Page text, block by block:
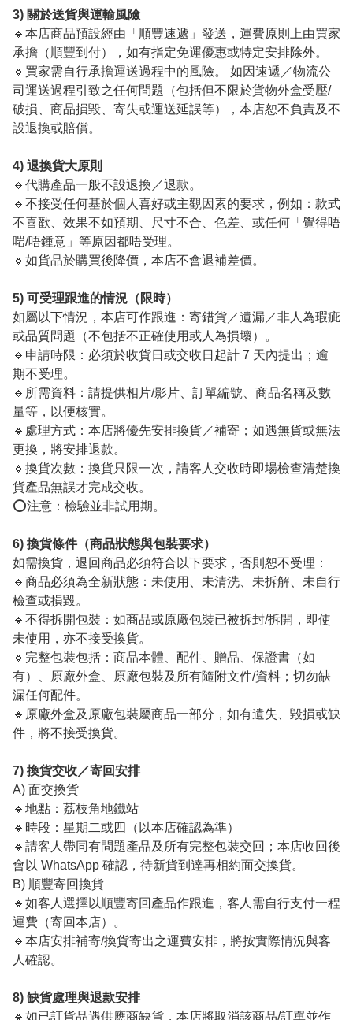
3) 關於送貨與運輸風險
🔹本店商品預設經由「順豐速遞」發送，運費原則上由買家
承擔（順豐到付），如有指定免運優惠或特定安排除外。
🔹買家需自行承擔運送過程中的風險。 如因速遞／物流公
司運送過程引致之任何問題（包括但不限於貨物外盒受壓/
破損、商品損毀、寄失或運送延誤等），本店恕不負責及不
設退換或賠償。
4) 退換貨大原則
🔹代購產品一般不設退換／退款。
🔹不接受任何基於個人喜好或主觀因素的要求，例如：款式
不喜歡、效果不如預期、尺寸不合、色差、或任何「覺得唔
啱/唔鍾意」等原因都唔受理。
🔹如貨品於購買後降價，本店不會退補差價。
5) 可受理跟進的情況（限時）
如屬以下情況，本店可作跟進：寄錯貨／遺漏／非人為瑕疵
或品質問題（不包括不正確使用或人為損壞）。
🔹申請時限：必須於收貨日或交收日起計 7 天內提出；逾
期不受理。
🔹所需資料：請提供相片/影片、訂單編號、商品名稱及數
量等，以便核實。
🔹處理方式：本店將優先安排換貨／補寄；如遇無貨或無法
更換，將安排退款。
🔹換貨次數：換貨只限一次，請客人交收時即場檢查清楚換
貨產品無誤才完成交收。
⭕️注意：檢驗並非試用期。
6) 換貨條件（商品狀態與包裝要求）
如需換貨，退回商品必須符合以下要求，否則恕不受理：
🔹商品必須為全新狀態：未使用、未清洗、未拆解、未自行
檢查或損毀。
🔹不得拆開包裝：如商品或原廠包裝已被拆封/拆開，即使
未使用，亦不接受換貨。
🔹完整包裝包括：商品本體、配件、贈品、保證書（如
有）、原廠外盒、原廠包裝及所有隨附文件/資料；切勿缺
漏任何配件。
🔹原廠外盒及原廠包裝屬商品一部分，如有遺失、毀損或缺
件，將不接受換貨。
7) 換貨交收／寄回安排
A) 面交換貨
🔹地點：荔枝角地鐵站
🔹時段：星期二或四（以本店確認為準）
🔹請客人帶同有問題產品及所有完整包裝交回；本店收回後
會以 WhatsApp 確認，待新貨到達再相約面交換貨。
B) 順豐寄回換貨
🔹如客人選擇以順豐寄回產品作跟進，客人需自行支付一程
運費（寄回本店）。
🔹本店安排補寄/換貨寄出之運費安排，將按實際情況與客
人確認。
8) 缺貨處理與退款安排
🔹如已訂貨品遇供應商缺貨，本店將取消該商品/訂單並作